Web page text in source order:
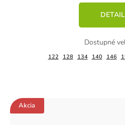
DETAIL
122 128 134 140 146
Akcia